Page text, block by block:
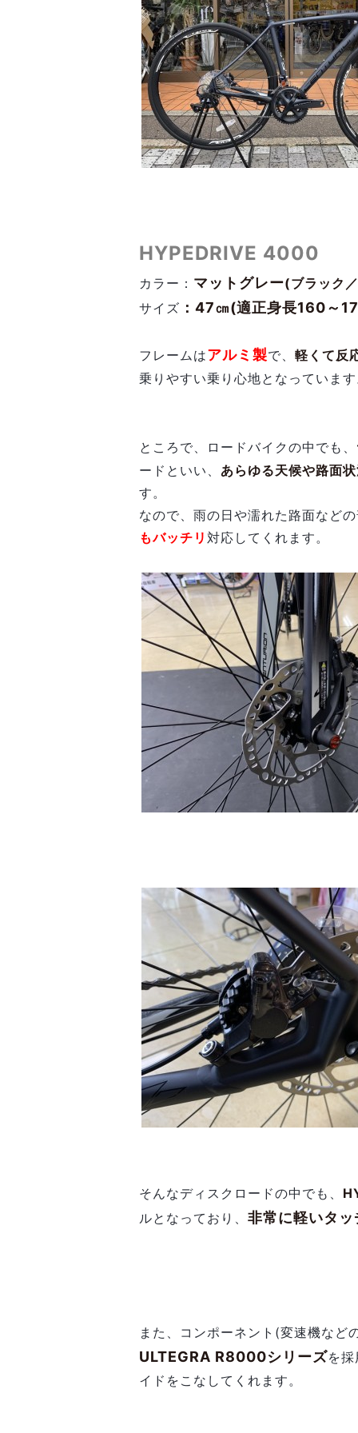
HYPEDRIVE 4000
カラー： マットグレー(ブラック
サイズ ：47㎝(適正身長160～
フレームはアルミ製で、 軽くて反
乗りやすい乗り心地となっていま
ところで、ロードバイクの中でも、
ードといい、 あらゆる天候や路面
す。
なので、雨の日や濡れた路面など
もバッチリ 対応してくれます。
そんなディスクロードの中でも、
ルとなっており、 非常に軽いタ
また、コンポーネント(変速機など
ULTEGRA R8000シリーズを
イドをこなしてくれます。